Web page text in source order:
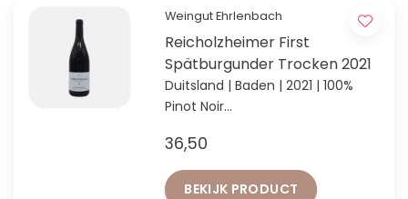
Weingut Ehrlenbach
Reicholzheimer First
Spätburgunder Trocken 2021
Duitsland | Baden | 2021 | 100%
Pinot Noir
des Jahres' Weingut Ehrlenbach!
36,50
BEKIJK PRODUCT